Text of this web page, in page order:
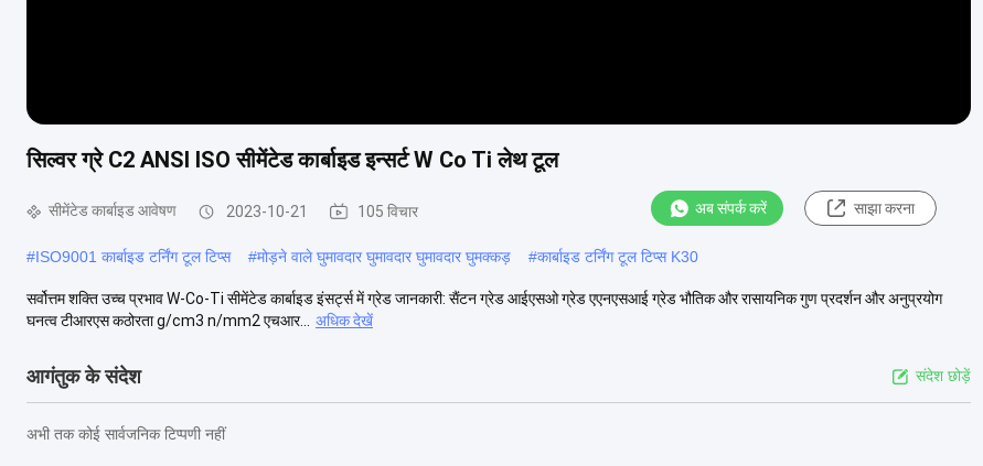
सिल्वर ग्रे C2 ANSI ISO सीमेंटेड कार्बाइड इन्सर्ट W Co Ti लेथ टूल
सीमेंटेड कार्बाइड आवेषण 2023-10-21 105 विचार अब संपर्क करें साझा करना
#ISO9001 कार्बाइड टर्निंग टूल टिप्स #मोड़ने वाले घुमावदार घुमावदार घुमावदार घुमक्कड़ #कार्बाइड टर्निंग टूल टिप्स K30
सर्वोत्तम शक्ति उच्च प्रभाव W-Co-Ti सीमेंटेड कार्बाइड इंसर्ट्स में ग्रेड जानकारी: सैंटन ग्रेड आईएसओ ग्रेड एएनएसआई ग्रेड भौतिक और रासायनिक गुण प्रदर्शन और अनुप्रयोग
घनत्व टीआरएस कठोरता g/cm3 n/mm2 एचआर...
अधिक देखें
आगंतुक के संदेश संदेश छोड़ें
अभी तक कोई सार्वजनिक टिप्पणी नहीं